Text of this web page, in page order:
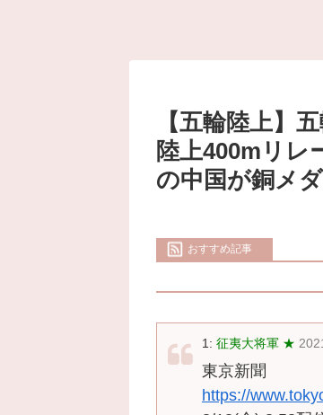
【五輪陸上】
陸上400mリ
の中国が銅メ
おすすめ記事
1: 征夷大将軍 ★
東京新聞
https://